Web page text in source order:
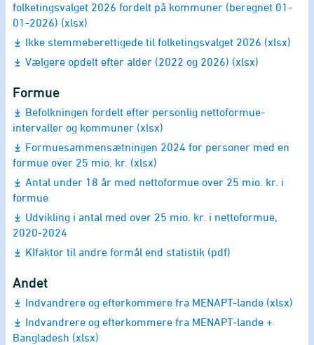
folketingsvalget 2026 fordelt på kommuner (beregnet 01-
01-2026) (xlsx)
Ikke stemmeberettigede til folketingsvalget 2026 (xlsx)
Vælgere opdelt efter alder (2022 og 2026) (xlsx)
Formue
Befolkningen fordelt efter personlig nettoformue-
intervaller og kommuner (xlsx)
Formuesammensætningen 2024 for personer med en
formue over 25 mio. kr. (xlsx)
Antal under 18 år med nettoformue over 25 mio. kr. i
formue
Udvikling i antal med over 25 mio. kr. i nettoformue,
2020-2024
KIfaktor til andre formål end statistik (pdf)
Andet
Indvandrere og efterkommere fra MENAPT-lande (xlsx)
Indvandrere og efterkommere fra MENAPT-lande +
Bangladesh (xlsx)